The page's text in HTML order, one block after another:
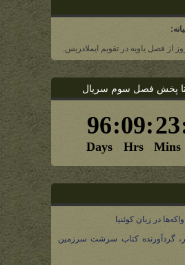
از فصل یاویه در تقویم ایملادریس.
تا پخش فصل سوم سریال
در زبان کوئنیا
گردآورنده کتاب سرشت سرزمین